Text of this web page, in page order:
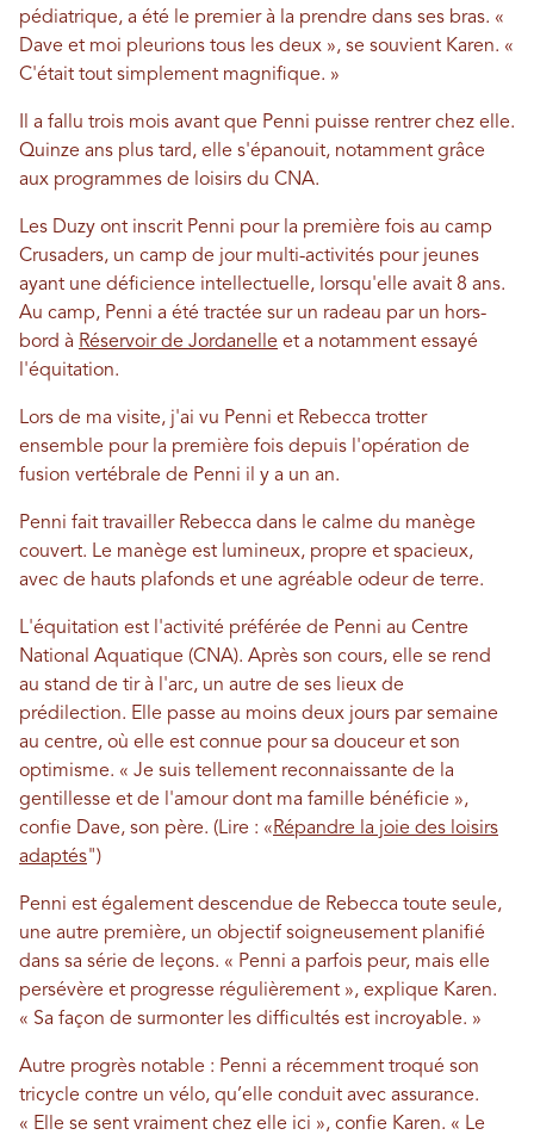
pédiatrique, a été le premier à la prendre dans ses bras. «
Dave et moi pleurions tous les deux », se souvient Karen. «
C'était tout simplement magnifique. »
Il a fallu trois mois avant que Penni puisse rentrer chez elle.
Quinze ans plus tard, elle s'épanouit, notamment grâce
aux programmes de loisirs du CNA.
Les Duzy ont inscrit Penni pour la première fois au camp
Crusaders, un camp de jour multi-activités pour jeunes
ayant une déficience intellectuelle, lorsqu'elle avait 8 ans.
Au camp, Penni a été tractée sur un radeau par un hors-
bord à Réservoir de Jordanelle et a notamment essayé
l'équitation.
Lors de ma visite, j'ai vu Penni et Rebecca trotter
ensemble pour la première fois depuis l'opération de
fusion vertébrale de Penni il y a un an.
Penni fait travailler Rebecca dans le calme du manège
couvert. Le manège est lumineux, propre et spacieux,
avec de hauts plafonds et une agréable odeur de terre.
L'équitation est l'activité préférée de Penni au Centre
National Aquatique (CNA). Après son cours, elle se rend
au stand de tir à l'arc, un autre de ses lieux de
prédilection. Elle passe au moins deux jours par semaine
au centre, où elle est connue pour sa douceur et son
optimisme. « Je suis tellement reconnaissante de la
gentillesse et de l'amour dont ma famille bénéficie »,
confie Dave, son père. (Lire : «Répandre la joie des loisirs
adaptés")
Penni est également descendue de Rebecca toute seule,
une autre première, un objectif soigneusement planifié
dans sa série de leçons. « Penni a parfois peur, mais elle
persévère et progresse régulièrement », explique Karen.
« Sa façon de surmonter les difficultés est incroyable. »
Autre progrès notable : Penni a récemment troqué son
tricycle contre un vélo, qu’elle conduit avec assurance.
« Elle se sent vraiment chez elle ici », confie Karen. « Le